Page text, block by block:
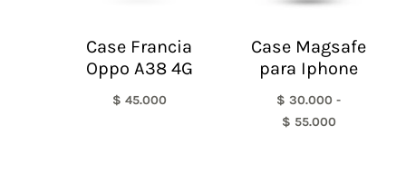
Case Francia
Oppo A38 4G
$ 45.000
Case Magsafe
para Iphone
$ 30.000 -
$ 55.000